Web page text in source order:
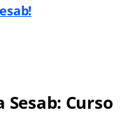
Sesab: Curso